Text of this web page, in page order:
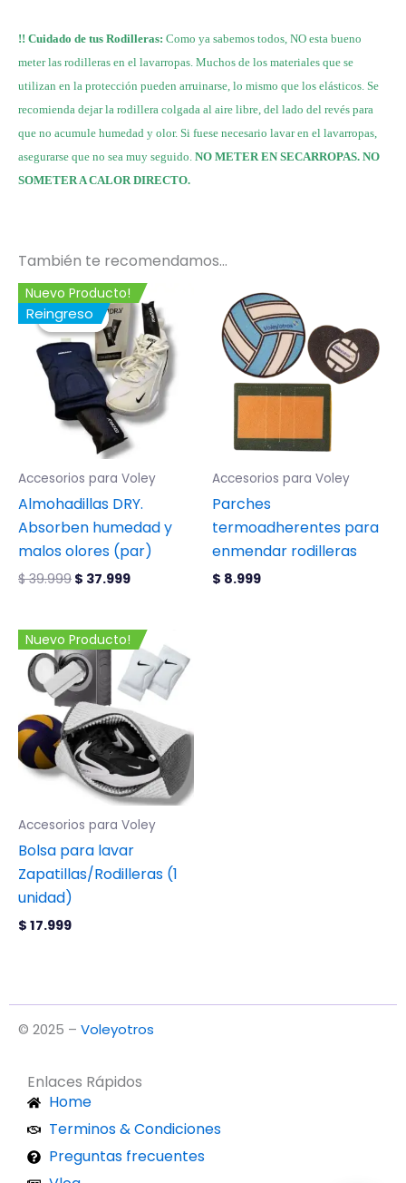
!! Cuidado de tus Rodilleras: Como ya sabemos todos, NO esta bueno
meter las rodilleras en el lavarropas. Muchos de los materiales que se
utilizan en la protección pueden arruinarse, lo mismo que los elásticos. Se
recomienda dejar la rodillera colgada al aire libre, del lado del revés para
que no acumule humedad y olor. Si fuese necesario lavar en el lavarropas,
asegurarse que no sea muy seguido. NO METER EN SECARROPAS. NO
SOMETER A CALOR DIRECTO.
También te recomendamos…
¡Oferta!
Nuevo Producto!
Reingreso
¡Oferta!
Accesorios para Voley
Almohadillas DRY.
Absorben humedad y
malos olores (par)
$39.999
El
precio
original
era:
$ 39.999.
$ 37.999
precio
actual
es:
$ 37.999.
Accesorios para Voley
Parches
termoadherentes para
enmendar rodilleras
$ 8.999
Nuevo Producto!
Accesorios para Voley
Bolsa para lavar
Zapatillas/Rodilleras (1
unidad)
$ 17.999
© 2025 – Voleyotros
Enlaces Rápidos
Home
Terminos & Condiciones
Preguntas frecuentes